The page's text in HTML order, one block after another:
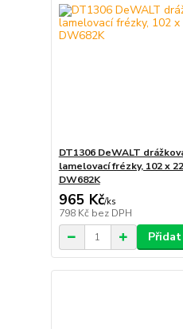
DT1306 DeWALT
lamelovací frézky, 102 x
DW682K
965 Kč/ks
798 Kč bez DPH